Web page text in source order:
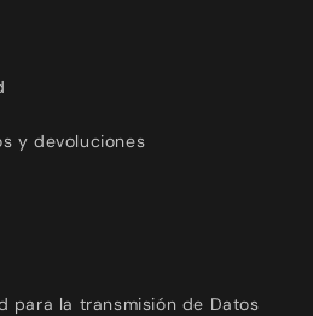
y devoluciones
para la transmisión de Datos